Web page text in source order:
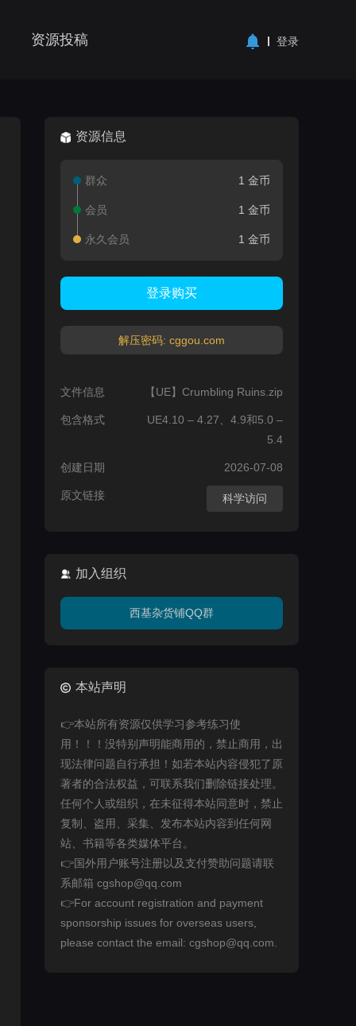
资源投稿 登录
资源信息
群众 1 金币
会员 1 金币
永久会员 1 金币
登录购买
解压密码: cggou.com
文件信息 【UE】Crumbling Ruins.zip
包含格式
UE4.10 – 4.27、4.9和5.0 –
5.4
创建日期 2026-07-08
原文链接 科学访问
加入组织
西基杂货铺QQ群
本站声明
👉本站所有资源仅供学习参考练习使
用！！！没特别声明能商用的，禁止商用，出
现法律问题自行承担！如若本站内容侵犯了原
著者的合法权益，可联系我们删除链接处理。
任何个人或组织，在未征得本站同意时，禁止
复制、盗用、采集、发布本站内容到任何网
站、书籍等各类媒体平台。
👉国外用户账号注册以及支付赞助问题请联
系邮箱 cgshop@qq.com
👉For account registration and payment
sponsorship issues for overseas users,
please contact the email: cgshop@qq.com.